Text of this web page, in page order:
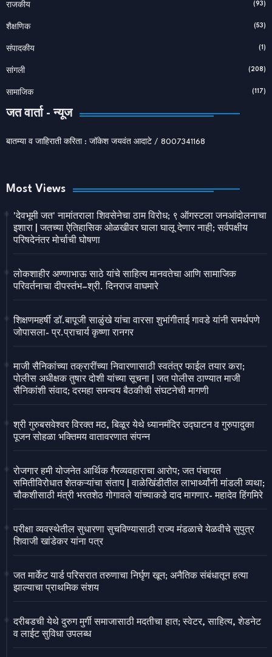
राजकीय (93)
शैक्षणिक (53)
संपादकीय (1)
सांगली (208)
सामाजिक (117)
जत वार्ता - न्यूज
बातम्या व जाहिराती करिता : जॉकेश जयवंत आदाटे / 8007341168
Most Views
'देवभूमी जत' नामांतराला शिवसेनेचा ठाम विरोध; ९ ऑगस्टला जनआंदोलनाचा
इशारा | जतच्या ऐतिहासिक ओळखीवर घाला घालू देणार नाही; सर्वपक्षीय
परिषदेनंतर मोर्चाची घोषणा
लोकशाहीर अण्णाभाऊ साठे यांचे साहित्य मानवतेचा आणि सामाजिक
परिवर्तनाचा दीपस्तंभ–श्री. दिनराज वाघमारे
शिक्षणमहर्षी डॉ.बापूजी साळुंखे यांचा वारसा शुभांगीताई गावडे यांनी समर्थपणे
जोपासला- प्र.प्राचार्य कृष्णा रानगर
माजी सैनिकांच्या तक्रारींच्या निवारणासाठी स्वतंत्र फाईल तयार करा;
पोलीस अधीक्षक तुषार दोशी यांच्या सूचना | जत पोलीस ठाण्यात माजी
सैनिकांशी संवाद; दरमहा समन्वय बैठकीची संघटनेची मागणी
श्री गुरुबसवेश्वर विरक्त मठ, बिळूर येथे ध्यानमंदिर उद्घाटन व गुरुपादुका
पूजन सोहळा भक्तिमय वातावरणात संपन्न
रोजगार हमी योजनेत आर्थिक गैरव्यवहाराचा आरोप; जत पंचायत
समितीविरोधात शेतकऱ्यांचा संताप | वाळेखिंडीतील लाभार्थ्यांनी मांडली व्यथा;
चौकशीसाठी मंत्री भरतशेठ गोगावले यांच्याकडे दाद मागणार- महादेव हिंगमिरे
परीक्षा व्यवस्थेतील सुधारणा सुचविण्यासाठी राज्य मंडळाचे येळवीचे सुपुत्र
शिवाजी खांडेकर यांना पत्र
जत मार्केट यार्ड परिसरात तरुणाचा निर्घृण खून; अनैतिक संबंधातून हत्या
झाल्याचा प्राथमिक संशय
दरीबडची येथे दुरुग मुर्गी समाजासाठी मदतीचा हात; स्वेटर, साहित्य, शेडनेट
व लाईट सुविधा उपलब्ध